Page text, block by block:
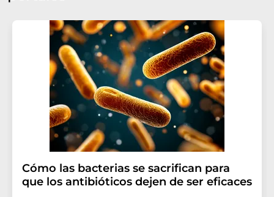
Cómo las bacterias se sacrifican para
que los antibióticos dejen de ser eficaces